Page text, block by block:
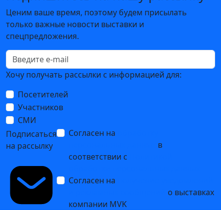
Ценим ваше время, поэтому будем присылать
только важные новости выставки и
спецпредложения.
Хочу получать рассылки с информацией для:
Посетителей
Участников
СМИ
Подписаться
на рассылку
Согласен на
в
соответствии с
Согласен на
о выставках
компании MVK